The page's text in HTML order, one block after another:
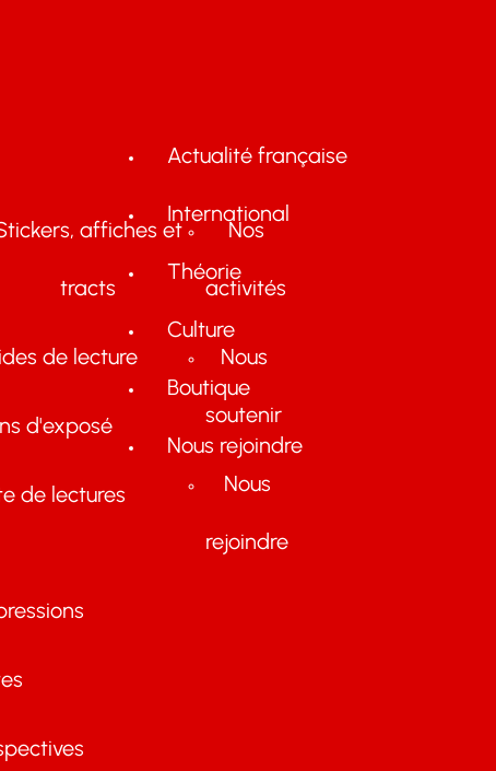
affiches et
tracts
de lecture
d'exposé
de lectures
Nos
activités
Nous
soutenir
Nous
rejoindre
Actualité française
International
Théorie
Culture
Boutique
Nous rejoindre